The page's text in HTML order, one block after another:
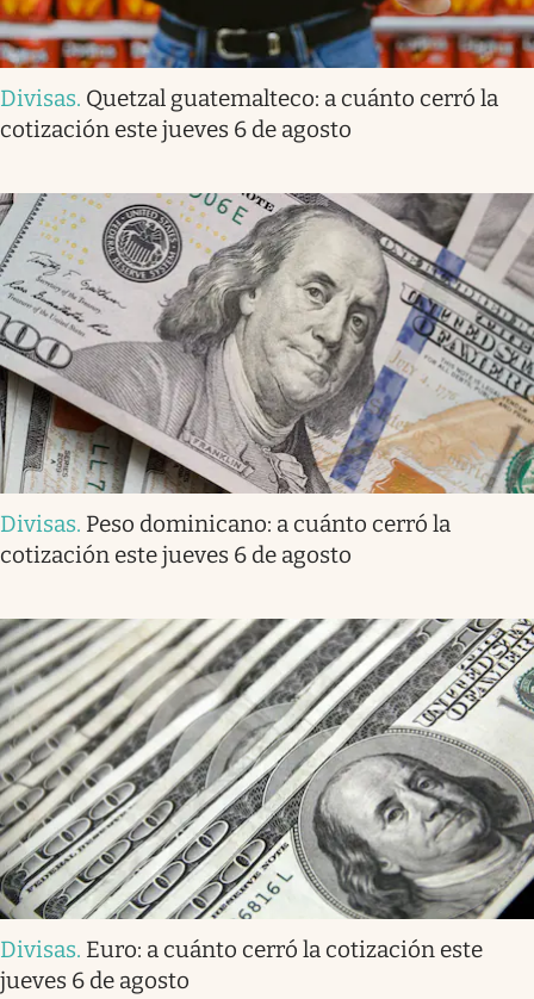
Divisas. Quetzal guatemalteco: a cuánto cerró la
cotización este jueves 6 de agosto
Divisas. Peso dominicano: a cuánto cerró la
cotización este jueves 6 de agosto
Divisas. Euro: a cuánto cerró la cotización este
jueves 6 de agosto